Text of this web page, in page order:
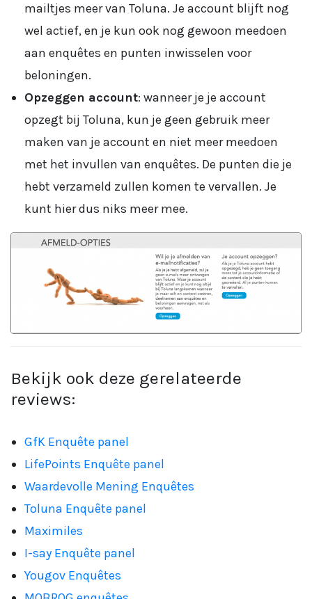
mailtjes meer van Toluna. Je account blijft nog
wel actief, en je kun ook nog gewoon meedoen
aan enquêtes en punten inwisselen voor
beloningen.
Opzeggen account: wanneer je je account
opzegt bij Toluna, kun je geen gebruik meer
maken van je account en niet meer meedoen
met het invullen van enquêtes. De punten die je
hebt verzameld zullen komen te vervallen. Je
kunt hier dus niks meer mee.
Bekijk ook deze gerelateerde
reviews:
GfK Enquête panel
LifePoints Enquête panel
Waardevolle Mening Enquêtes
Toluna Enquête panel
Maximiles
I-say Enquête panel
Yougov Enquêtes